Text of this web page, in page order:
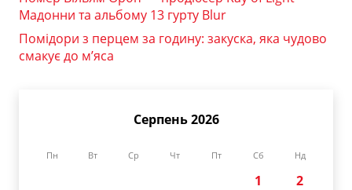
Мадонни та альбому 13 гурту Blur
Помідори з перцем за годину: закуска, яка чудово
смакує до м’яса
Серпень 2026
Пн Вт Ср Чт Пт Сб Нд
1
2